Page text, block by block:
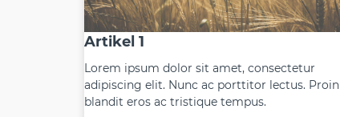
Artikel 1
Lorem ipsum dolor sit amet, consectetur
adipiscing elit. Nunc ac porttitor lectus. Proin
blandit eros ac tristique tempus.